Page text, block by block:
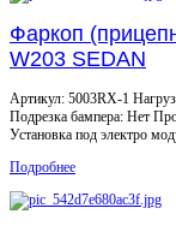
Фаркоп
W203 SEDAN
Артикул: 5003RX-1
Подрезка бампера: Нет
Установка под электро
Подробнее